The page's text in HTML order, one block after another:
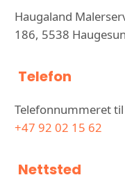
Haugaland
186, 5538
Telefon
Telefonnummeret
+47 92 02 15 62
Nettsted